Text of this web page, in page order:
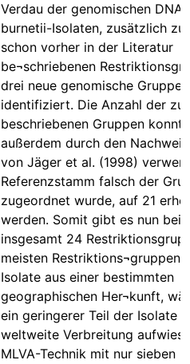
Verdau der genomischen DNA
burnetii-Isolaten, zusätzlich zu
schon vorher in der Literatur
be¬schriebenen
drei neue genomische Gruppen
identifiziert. Die Anzahl der
beschriebenen Gruppen konnte
außerdem durch den
von Jäger et al. (1998)
Referenzstamm falsch der
zugeordnet wurde, auf 21
werden. Somit gibt es nun bei
insgesamt 24
meisten Restriktions¬gruppen
Isolate aus einer bestimmten
geographischen Her¬kunft,
ein geringerer Teil der Isolate
weltweite Verbreitung
MLVA-Technik mit nur sieben